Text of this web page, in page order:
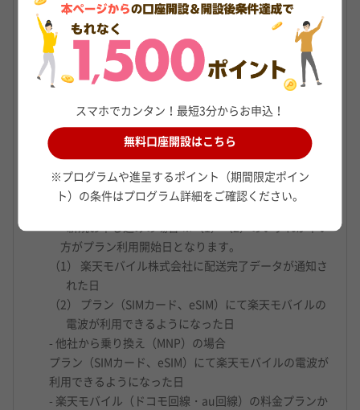
「お申し込み」にて適用となります。
（1） 新規お申し込み
（2） 他社からのMNPでお申し込み
（3） 楽天モバイル（ドコモ回線・au回線）の料金プラ
ンからプラン変更（移行）手続き後、お申し込み
本プログラム開始前に「Rakuten最強プラン、また
はRakuten最強U-NEXT」をお申し込みされたかた
は、プログラム期間内のプラン利用開始が必要です。
店頭でのお申し込みは、口座開設申込期間最終日の
閉店までが期限となります。
- 新規お申し込みの場合 ※（1）（2）のいずれか早い
方がプラン利用開始日となります。
（1） 楽天モバイル株式会社に配送完了データが通知さ
れた日
（2） プラン（SIMカード、eSIM）にて楽天モバイルの
電波が利用できるようになった日
- 他社から乗り換え（MNP）の場合
プラン（SIMカード、eSIM）にて楽天モバイルの電波が
利用できるようになった日
- 楽天モバイル（ドコモ回線・au回線）の料金プランか
スマホでカンタン！最短3分からお申込！
無料口座開設はこちら
※プログラムや進呈するポイント（期間限定ポイン
ト）の条件はプログラム詳細をご確認ください。